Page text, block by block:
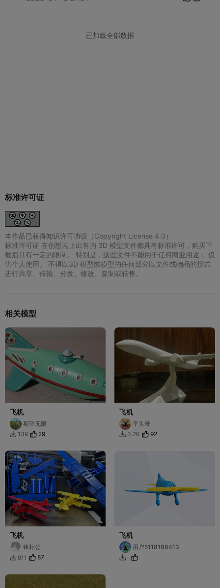
标准许可证
本作品已获得知识许可协议（Copyright License 4.0）
标准许可证 在创想云上出售的 3D 模型文件都具有标准许可，购买下
载后具有一定的限制。 特别是，这些文件不能用于任何商业用途； 仅
供个人使用。 不得以3D 模型或模型的任何部分以文件或物品的形式
进行共享、传输、分发、修改、复制或转售。
相关模型
飞机
期望无限
 139 29
飞机
平头哥
 3.2K 92
飞机
锋相公
 911 87
飞机
用户5118198413
